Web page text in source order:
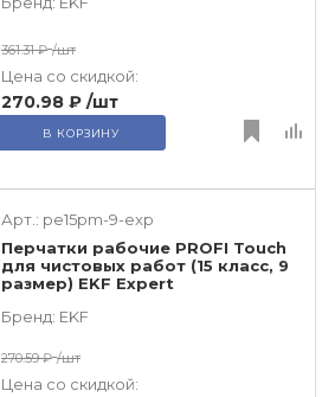
361.31 ₽ /шт
Цена со скидкой:
270.98 ₽ /шт
В КОРЗИНУ
Арт.: pe15pm-9-exp
Перчатки рабочие PROFI Touch
для чистовых работ (15 класс, 9
размер) EKF Expert
Бренд: EKF
270.59 ₽ /шт
Цена со скидкой: